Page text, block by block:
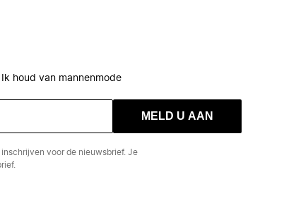
Ik houd van mannenmode
MELD U AAN
inschrijven voor de nieuwsbrief. Je